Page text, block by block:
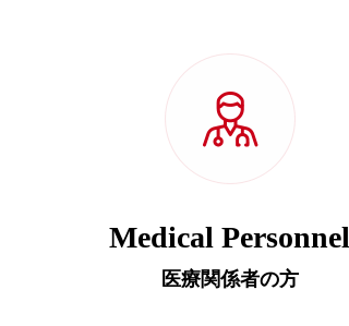
Medical Personnel
医療関係者の方